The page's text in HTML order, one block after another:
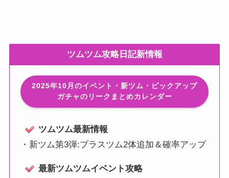
ツムツム攻略日記新情報
2025年10月のイベント・新ツム・ピックアップ
ガチャのリークまとめカレンダー
ツムツム最新情報
・ 新ツム第3弾:プラスツム2体追加＆確率アップ
最新ツムツムイベント攻略